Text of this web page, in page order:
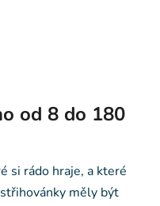
od 8 do 180
si rádo hraje, a které
měly být